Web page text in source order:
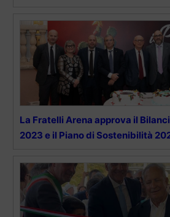
La Fratelli Arena approva il
2023 e il Piano di Sostenibilità